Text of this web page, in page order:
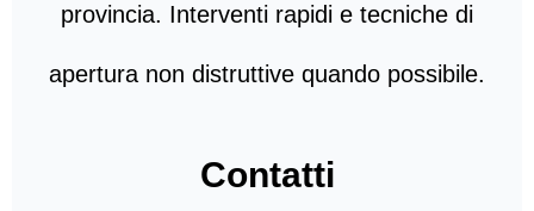
provincia. Interventi rapidi e tecniche di
apertura non distruttive quando possibile.
Contatti